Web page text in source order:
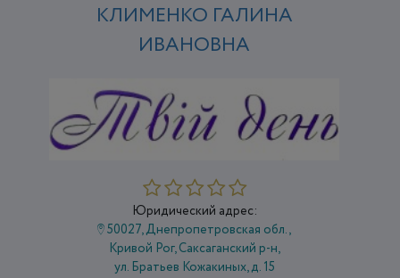
КЛИМЕНКО ГАЛИНА
ИВАНОВНА
Юридический адрес:
50027, Днепропетровская обл.,
Кривой Рог, Саксаганский р-н,
ул. Братьев Кожакиных, д. 15